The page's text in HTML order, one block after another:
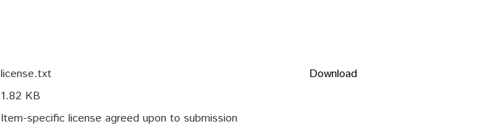
license.txt
1.82 KB
Item-specific license agreed upon to submission
Download